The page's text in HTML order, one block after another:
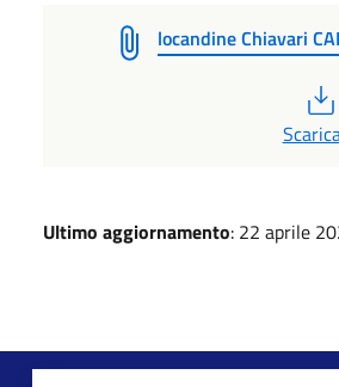
locandine Chiavari CAI
Ultimo aggiornamento: 22 aprile